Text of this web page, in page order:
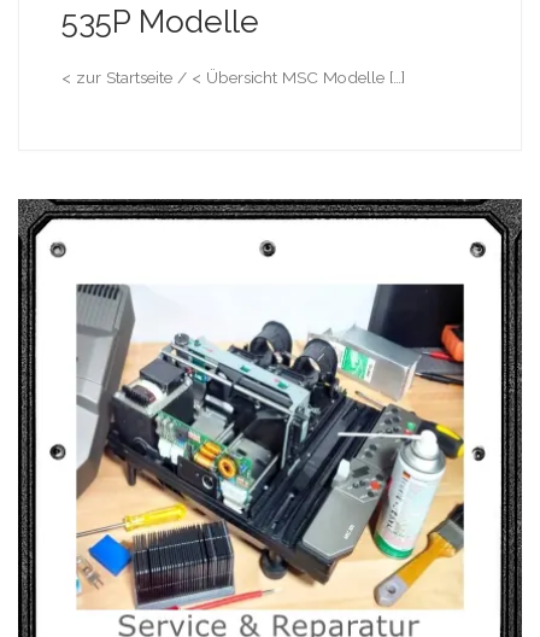
535P Modelle
< zur Startseite / < Übersicht MSC Modelle […]